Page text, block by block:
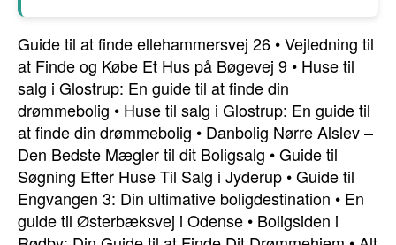
Guide til at finde ellehammersvej 26 •Vejledning til
at Finde og Købe Et Hus på Bøgevej 9 • Huse til
salg i Glostrup: En guide til at finde din
drømmebolig • Huse til salg i Glostrup: En guide til
at finde din drømmebolig • Danbolig Nørre Alslev –
Den Bedste Mægler til dit Boligsalg •Guide til
Søgning Efter Huse Til Salg i Jyderup •Guide til
Engvangen 3: Din ultimative boligdestination • En
guide til Østerbæksvej i Odense • Boligsiden i